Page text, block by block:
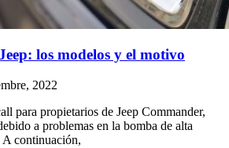
los modelos y el motivo
2022
para propietarios de Jeep Commander,
a problemas en la bomba de alta
A continuación,